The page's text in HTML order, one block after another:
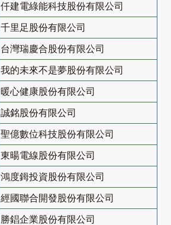
仟建電綠能科技股份有限公司
千里足股份有限公司
台灣瑞慶合股份有限公司
我的未來不是夢股份有限公司
暖心健康股份有限公司
誠銘股份有限公司
聖億數位科技股份有限公司
東暘電線股份有限公司
鴻度鉧投資股份有限公司
經國聯合開發股份有限公司
勝錩企業股份有限公司